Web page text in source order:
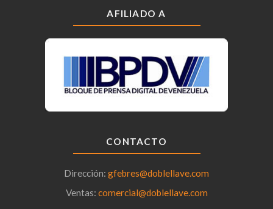
AFILIADO A
CONTACTO
Dirección: gfebres@doblellave.com
Ventas: comercial@doblellave.com